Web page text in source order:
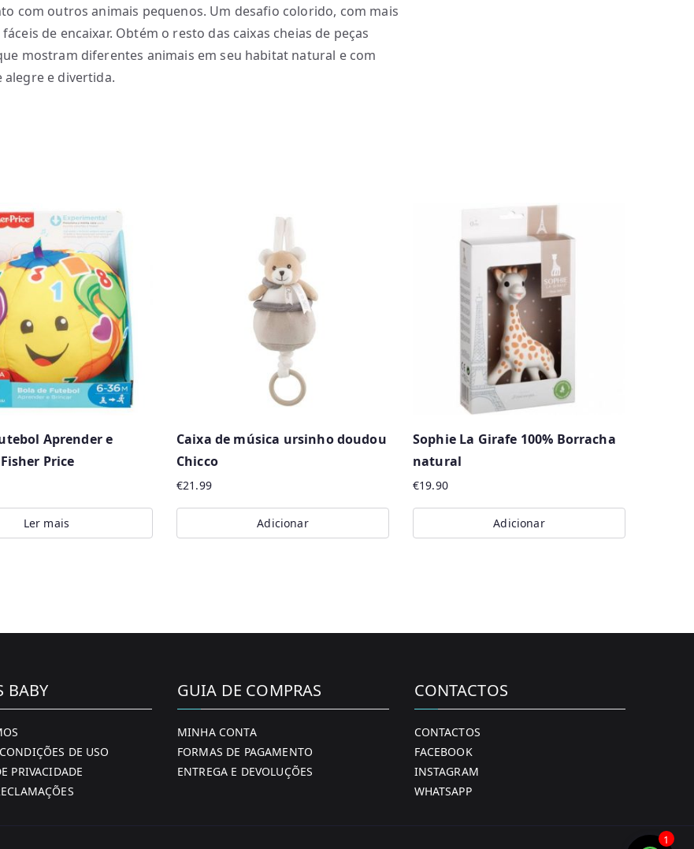
com outros animais pequenos. Um desafio colorido, com mais
fáceis de encaixar. Obtém o resto das caixas cheias de peças
mostram diferentes animais em seu habitat natural e com
alegre e divertida.
Aprender e
Price
Ler mais
Caixa de música ursinho doudou
Chicco
€21.99
Adicionar
Sophie La Girafe 100% Borracha
natural
€19.90
Adicionar
BABY
DE USO
PRIVACIDADE
GUIA DE COMPRAS
MINHA CONTA
FORMAS DE PAGAMENTO
ENTREGA E DEVOLUÇÕES
CONTACTOS
CONTACTOS
FACEBOOK
INSTAGRAM
WHATSAPP
1